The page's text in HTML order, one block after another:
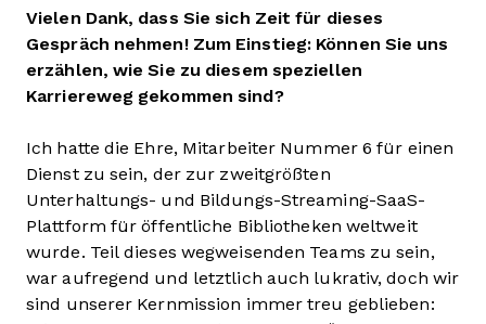
Vielen Dank, dass Sie sich Zeit für dieses
Gespräch nehmen! Zum Einstieg: Können Sie uns
erzählen, wie Sie zu diesem speziellen
Karriereweg gekommen sind?
Ich hatte die Ehre, Mitarbeiter Nummer 6 für einen
Dienst zu sein, der zur zweitgrößten
Unterhaltungs- und Bildungs-Streaming-SaaS-
Plattform für öffentliche Bibliotheken weltweit
wurde. Teil dieses wegweisenden Teams zu sein,
war aufregend und letztlich auch lukrativ, doch wir
sind unserer Kernmission immer treu geblieben: